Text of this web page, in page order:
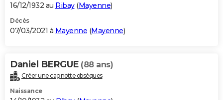
16/12/1932 au Ribay(Mayenne)
Décès
07/03/2021 à Mayenne (Mayenne)
Daniel BERGUE (88 ans)
Créer une cagnotte obsèques
Naissance